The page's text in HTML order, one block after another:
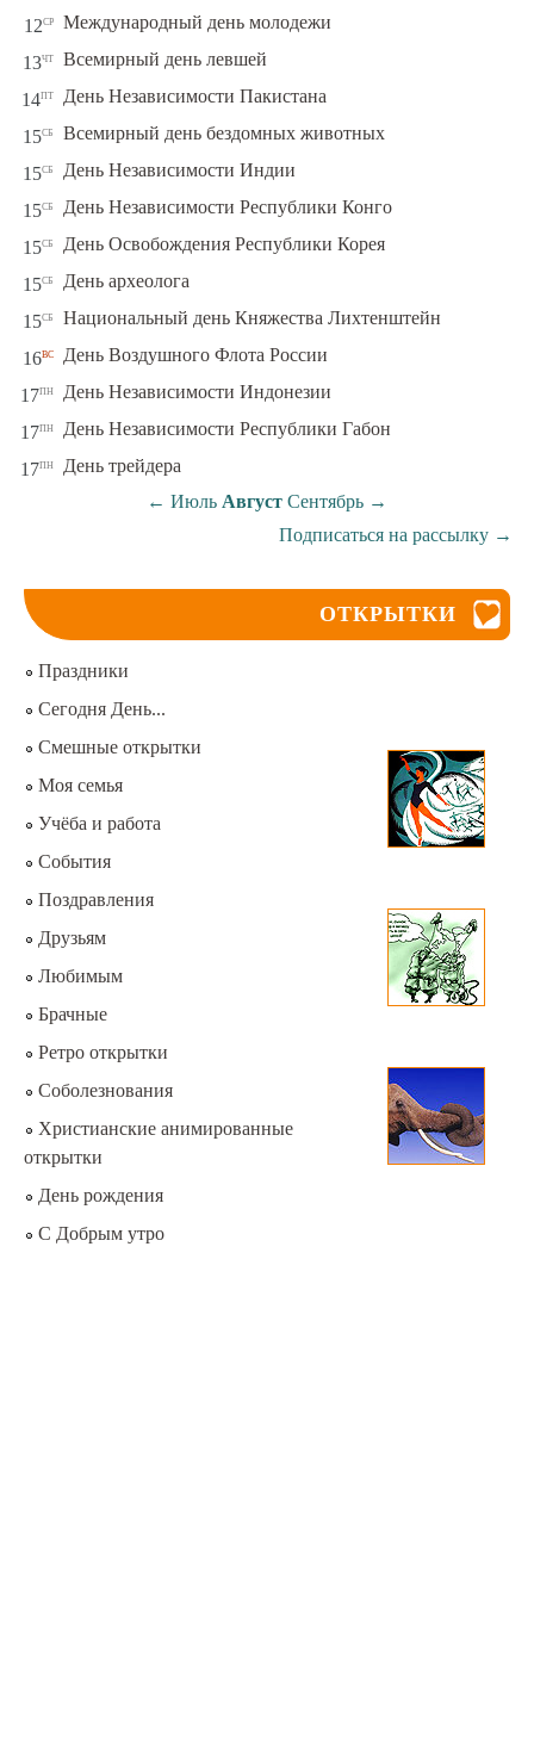
12ср Международный день молодежи
13чт Всемирный день левшей
14пт День Независимости Пакистана
15сб Всемирный день бездомных животных
15сб День Независимости Индии
15сб День Независимости Республики Конго
15сб День Освобождения Республики Корея
15сб День археолога
15сб Национальный день Княжества Лихтенштейн
16вс День Воздушного Флота России
17пн День Независимости Индонезии
17пн День Независимости Республики Габон
17пн
День трейдера
← Июль Август Сентябрь →
Подписаться на рассылку →
ОТКРЫТКИ
Праздники
Сегодня День...
Смешные открытки
Моя семья
Учёба и работа
События
Поздравления
Друзьям
Любимым
Брачные
Ретро открытки
Соболезнования
Христианские анимированные
открытки
День рождения
С Добрым утро